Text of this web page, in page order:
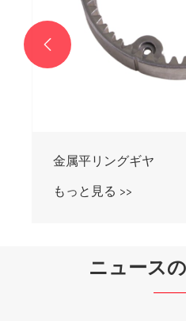
金属平リングギヤ
もっと見る >>

ニュース